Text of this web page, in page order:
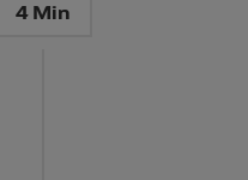
4 Min